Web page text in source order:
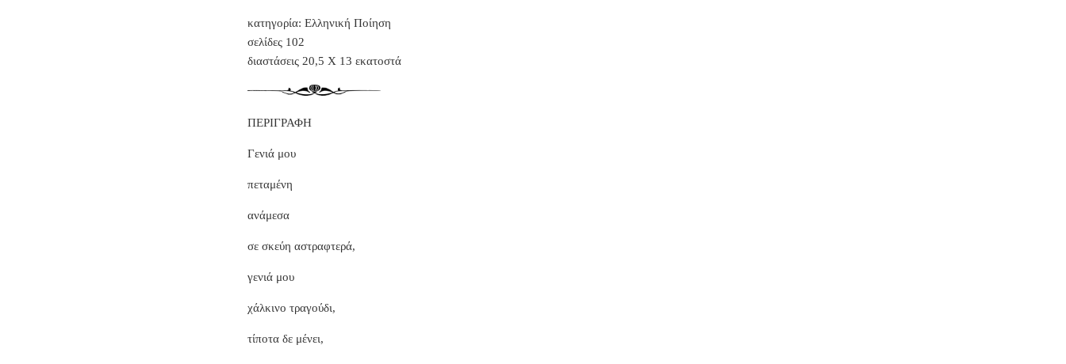
κατηγορία: Ελληνική Ποίηση
σελίδες 102
διαστάσεις 20,5 Χ 13 εκατοστά
ΠΕΡΙΓΡΑΦΗ
Γενιά μου
πεταμένη
ανάμεσα
σε σκεύη αστραφτερά,
γενιά μου
χάλκινο τραγούδι,
τίποτα δε μένει,